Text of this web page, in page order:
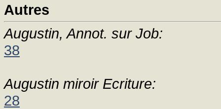
Autres
Augustin, Annot. sur Job:
38
Augustin miroir Ecriture:
28